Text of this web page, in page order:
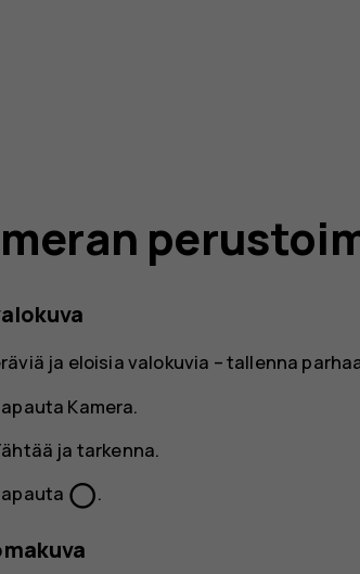
ja eloisia valokuvia – tallenna
Kamera.
ja tarkenna.
panorama_fish_eye.